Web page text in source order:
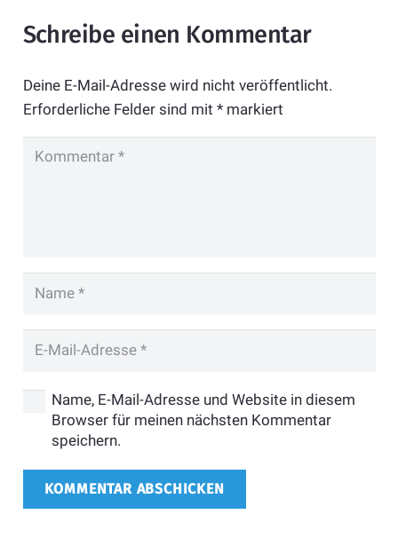
Schreibe einen Kommentar
Deine E-Mail-Adresse wird nicht veröffentlicht.
Erforderliche Felder sind mit *markiert
Name, E-Mail-Adresse und Website in diesem
Browser für meinen nächsten Kommentar
speichern.
KOMMENTAR ABSCHICKEN